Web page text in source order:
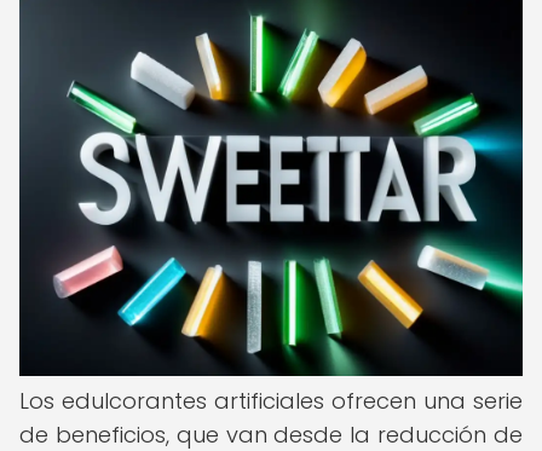
Los edulcorantes artificiales ofrecen una serie
de beneficios, que van desde la reducción de